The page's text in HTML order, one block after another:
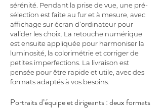
sérénité. Pendant la prise de vue, une pré-
sélection est faite au fur et à mesure, avec
affichage sur écran d’ordinateur pour
valider les choix. La retouche numérique
est ensuite appliquée pour harmoniser la
luminosité, la colorimétrie et corriger de
petites imperfections. La livraison est
pensée pour être rapide et utile, avec des
formats adaptés à vos besoins.
Portraits d’équipe et dirigeants : deux formats